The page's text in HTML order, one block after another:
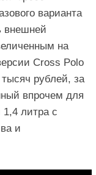
варианта
внешней
на
Cross Polo
рублей, за
впрочем для
1,4 литра с
и